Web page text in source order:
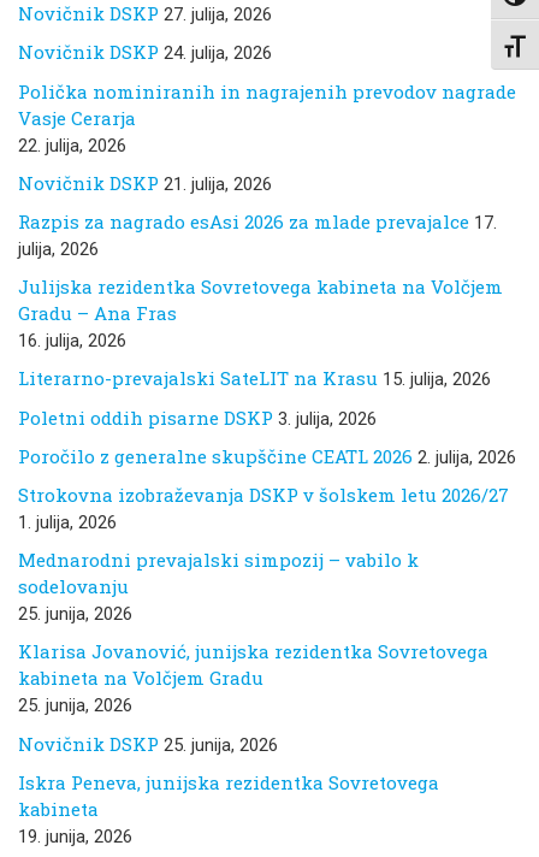
Novičnik DSKP 27. julija, 2026
Novičnik DSKP 24. julija, 2026
Polička nominiranih in nagrajenih prevodov nagrade
Vasje Cerarja
22. julija, 2026
Novičnik DSKP 21. julija, 2026
Razpis za nagrado esAsi 2026 za mlade prevajalce 17.
julija, 2026
Julijska rezidentka Sovretovega kabineta na Volčjem
Gradu – Ana Fras
16. julija, 2026
Literarno-prevajalski SateLIT na Krasu 15. julija, 2026
Poletni oddih pisarne DSKP 3. julija, 2026
Poročilo z generalne skupščine CEATL 2026 2. julija, 2026
Strokovna izobraževanja DSKP v šolskem letu 2026/27
1. julija, 2026
Mednarodni prevajalski simpozij – vabilo k
sodelovanju
25. junija, 2026
Klarisa Jovanović, junijska rezidentka Sovretovega
kabineta na Volčjem Gradu
25. junija, 2026
Novičnik DSKP 25. junija, 2026
Iskra Peneva, junijska rezidentka Sovretovega
kabineta
19. junija, 2026